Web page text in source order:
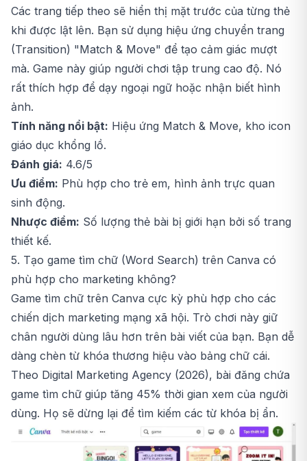
Các trang tiếp theo sẽ hiển thị mặt trước của từng thẻ
khi được lật lên. Bạn sử dụng hiệu ứng chuyển trang
(Transition) "Match & Move" để tạo cảm giác mượt
mà. Game này giúp người chơi tập trung cao độ. Nó
rất thích hợp để dạy ngoại ngữ hoặc nhận biết hình
ảnh.
Tính năng nổi bật: Hiệu ứng Match & Move, kho icon
giáo dục khổng lồ.
Đánh giá: 4.6/5
Ưu điểm: Phù hợp cho trẻ em, hình ảnh trực quan
sinh động.
Nhược điểm: Số lượng thẻ bài bị giới hạn bởi số trang
thiết kế.
5. Tạo game tìm chữ (Word Search) trên Canva có
phù hợp cho marketing không?
Game tìm chữ trên Canva cực kỳ phù hợp cho các
chiến dịch marketing mạng xã hội. Trò chơi này giữ
chân người dùng lâu hơn trên bài viết của bạn. Bạn dễ
dàng chèn từ khóa thương hiệu vào bảng chữ cái.
Theo Digital Marketing Agency (2026), bài đăng chứa
game tìm chữ giúp tăng 45% thời gian xem của người
dùng. Họ sẽ dừng lại để tìm kiếm các từ khóa bị ẩn.